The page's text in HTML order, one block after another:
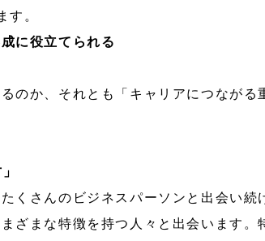
す。
に役立てられる
のか、それとも「キャリアにつながる
くさんのビジネスパーソンと出会い続
ざまな特徴を持つ人々と出会います。